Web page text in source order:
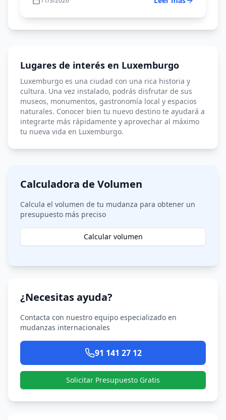
Lugares de interés en Luxemburgo
Luxemburgo es una ciudad con una rica historia y
cultura. Una vez instalado, podrás disfrutar de sus
museos, monumentos, gastronomía local y espacios
naturales. Conocer bien tu nuevo destino te ayudará a
integrarte más rápidamente y aprovechar al máximo
tu nueva vida en Luxemburgo.
Calculadora de Volumen
Calcula el volumen de tu mudanza para obtener un
presupuesto más preciso
Calcular volumen
¿Necesitas ayuda?
Contacta con nuestro equipo especializado en
mudanzas internacionales
91 141 27 12
Solicitar Presupuesto Gratis